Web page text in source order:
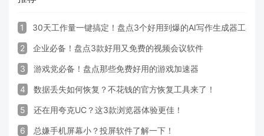
1 30天工作量一键搞定！盘点3个好用到爆的AI写作生成器工具
2 企业必备！盘点3款好用又免费的视频会议软件
3 游戏党必备！盘点那些免费好用的游戏加速器
4 数据丢失如何恢复？不花钱的官方恢复工具来了！
5 还在用夸克UC？这3款浏览器体验更佳！
6 总嫌手机屏幕小？投屏软件了解一下！